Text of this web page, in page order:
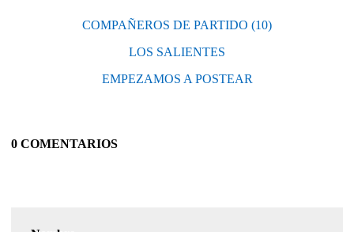
COMPAÑEROS DE PARTIDO (10)
LOS SALIENTES
EMPEZAMOS A POSTEAR
0 COMENTARIOS